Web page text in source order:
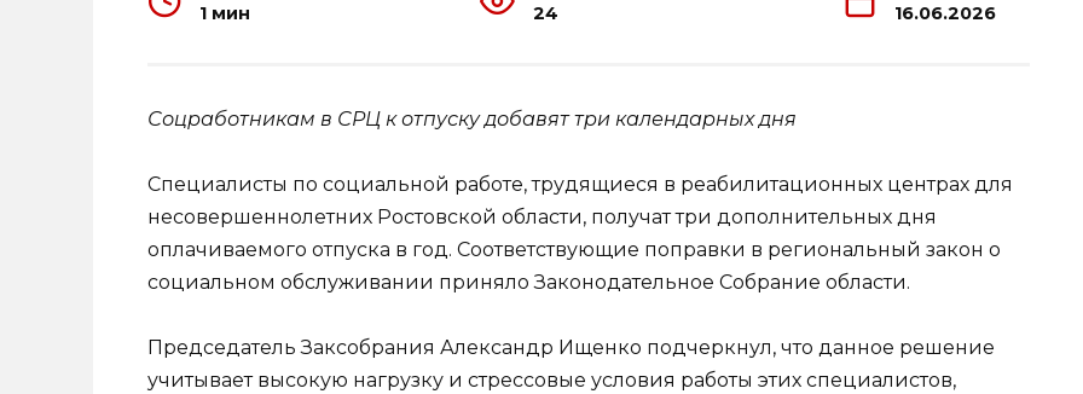
1 мин 24 16.06.2026
Соцработникам в СРЦ к отпуску добавят три календарных дня
Специалисты по социальной работе, трудящиеся в реабилитационных центрах для
несовершеннолетних Ростовской области, получат три дополнительных дня
оплачиваемого отпуска в год. Соответствующие поправки в региональный закон о
социальном обслуживании приняло Законодательное Собрание области.
Председатель Заксобрания Александр Ищенко подчеркнул, что данное решение
учитывает высокую нагрузку и стрессовые условия работы этих специалистов,